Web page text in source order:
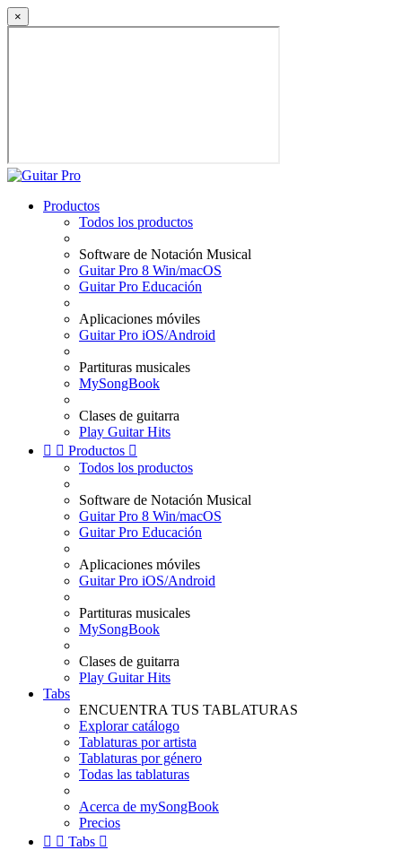
×
Productos
Todos los productos
Software de Notación Musical
Guitar Pro 8 Win/macOS
Guitar Pro Educación
Aplicaciones móviles
Guitar Pro iOS/Android
Partituras musicales
MySongBook
Clases de guitarra
Play Guitar Hits
  Productos 
Todos los productos
Software de Notación Musical
Guitar Pro 8 Win/macOS
Guitar Pro Educación
Aplicaciones móviles
Guitar Pro iOS/Android
Partituras musicales
MySongBook
Clases de guitarra
Play Guitar Hits
Tabs
ENCUENTRA TUS TABLATURAS
Explorar catálogo
Tablaturas por artista
Tablaturas por género
Todas las tablaturas
Acerca de mySongBook
Precios
  Tabs 